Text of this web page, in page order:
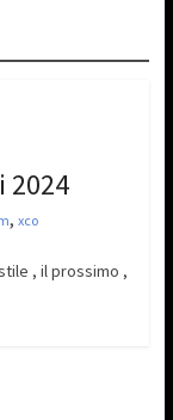
2024
, xco
, il prossimo ,